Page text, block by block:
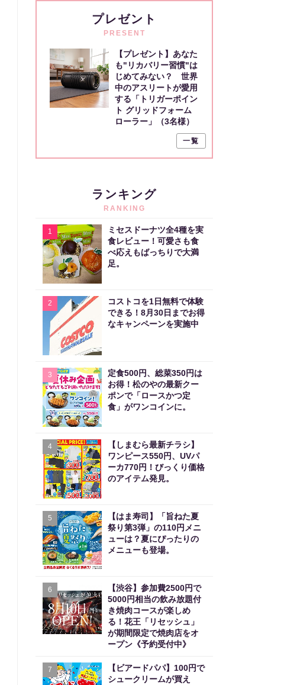
プレゼント
PRESENT
【プレゼント】あなた
も"リカバリー習慣"は
じめてみない？ 世界
中のアスリートが愛用
する「トリガーポイン
ト グリッドフォーム
ローラー」（3名様）
一覧
ランキング
RANKING
1
ミセスドーナツ全4種を実
食レビュー！可愛さも食
べ応えもばっちりで大満
足。
2
コストコを1日無料で体験
できる！8月30日までお得
なキャンペーンを実施中
3
定食500円、総菜350円は
お得！松のやの最新クー
ポンで「ロースかつ定
食」がワンコインに。
4
【しまむら最新チラシ】
ワンピース550円、UVパ
ーカ770円！びっくり価格
のアイテム発見。
5
【はま寿司】「旨ねた夏
祭り第3弾」の110円メニ
ューは？夏にぴったりの
メニューも登場。
6
【渋谷】参加費2500円で
5000円相当の飲み放題付
き焼肉コースが楽しめ
る！花王「リセッシュ」
が期間限定で焼肉店をオ
ープン《予約受付中》
7
【ビアードパパ】100円で
シュークリームが買え